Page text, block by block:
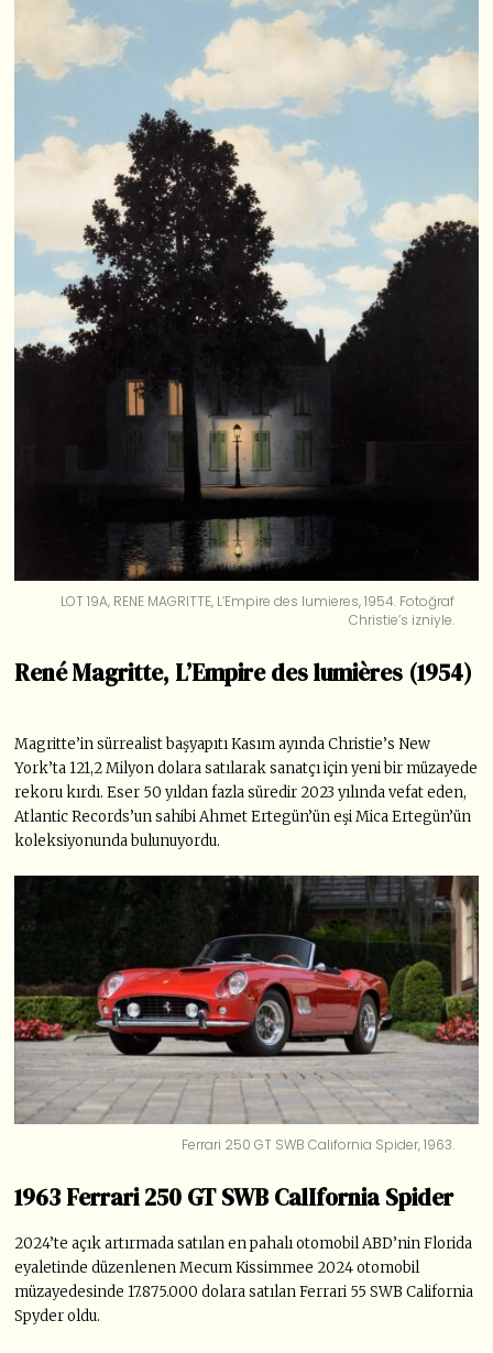
LOT 19A, RENE MAGRITTE, L’Empire des lumieres, 1954. Fotoğraf
Christie’s izniyle.
René Magritte, L’Empire des lumières (1954)
Magritte’in sürrealist başyapıtı Kasım ayında Christie’s New
York’ta 121,2 Milyon dolara satılarak sanatçı için yeni bir müzayede
rekoru kırdı. Eser 50 yıldan fazla süredir 2023 yılında vefat eden,
Atlantic Records’un sahibi Ahmet Ertegün’ün eşi Mica Ertegün’ün
koleksiyonunda bulunuyordu.
Ferrari 250 GT SWB California Spider, 1963.
1963 Ferrari 250 GT SWB CalIfornia Spider
2024’te açık artırmada satılan en pahalı otomobil ABD’nin Florida
eyaletinde düzenlenen Mecum Kissimmee 2024 otomobil
müzayedesinde 17.875.000 dolara satılan Ferrari 55 SWB California
Spyder oldu.